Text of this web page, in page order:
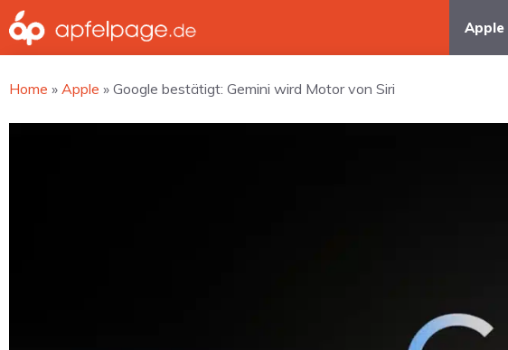
Zum
Inhalt
springen
Apple
Home » Apple » Google bestätigt: Gemini wird Motor von Siri